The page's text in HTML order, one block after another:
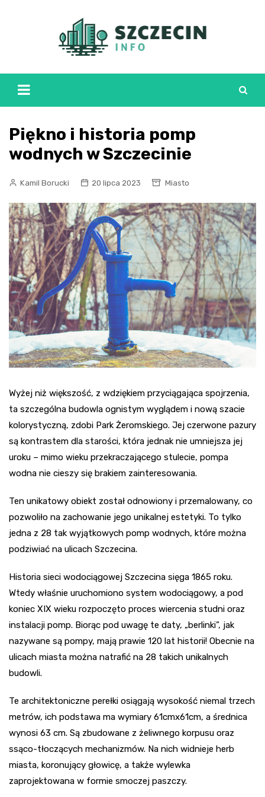
Piękno i historia pomp
wodnych w Szczecinie
Kamil Borucki 20 lipca 2023 Miasto
Wyżej niż większość, z wdziękiem przyciągająca spojrzenia,
ta szczególna budowla ognistym wyglądem i nową szacie
kolorystyczną, zdobi Park Żeromskiego. Jej czerwone pazury
są kontrastem dla starości, która jednak nie umniejsza jej
uroku – mimo wieku przekraczającego stulecie, pompa
wodna nie cieszy się brakiem zainteresowania.
Ten unikatowy obiekt został odnowiony i przemalowany, co
pozwoliło na zachowanie jego unikalnej estetyki. To tylko
jedna z 28 tak wyjątkowych pomp wodnych, które można
podziwiać na ulicach Szczecina.
Historia sieci wodociągowej Szczecina sięga 1865 roku.
Wtedy właśnie uruchomiono system wodociągowy, a pod
koniec XIX wieku rozpoczęto proces wiercenia studni oraz
instalacji pomp. Biorąc pod uwagę te daty, „berlinki”, jak
nazywane są pompy, mają prawie 120 lat historii! Obecnie na
ulicach miasta można natrafić na 28 takich unikalnych
budowli.
Te architektoniczne perełki osiągają wysokość niemal trzech
metrów, ich podstawa ma wymiary 61cmx61cm, a średnica
wynosi 63 cm. Są zbudowane z żeliwnego korpusu oraz
ssąco-tłoczących mechanizmów. Na nich widnieje herb
miasta, koronujący głowicę, a także wylewka
zaprojektowana w formie smoczej paszczy.